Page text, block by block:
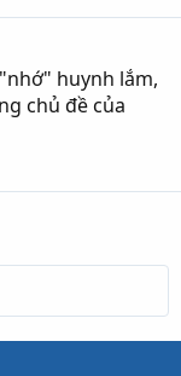
huynh lắm,
chủ đề của